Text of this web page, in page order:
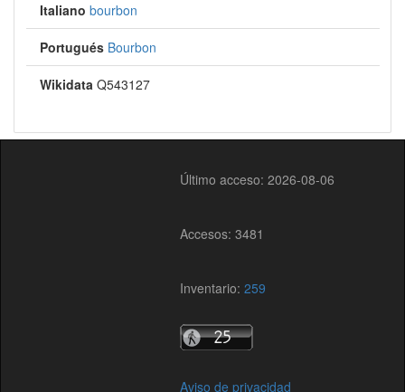
Italiano bourbon
Portugués Bourbon
Wikidata Q543127
Último acceso: 2026-08-06
Accesos: 3481
Inventario:259
Aviso de privacidad